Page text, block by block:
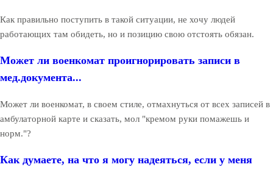
Как правильно поступить в такой ситуации, не хочу людей
работающих там обидеть, но и позицию свою отстоять обязан.
Может ли военкомат проигнорировать записи в
мед.документа...
Может ли военкомат, в своем стиле, отмахнуться от всех записей в
амбулаторной карте и сказать, мол "кремом руки помажешь и
норм."?
Как думаете, на что я могу надеяться, если у меня